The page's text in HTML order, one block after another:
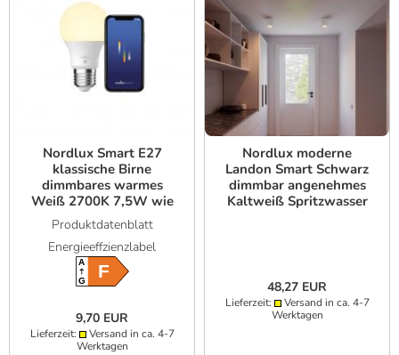
Nordlux Smart E27
klassische Birne
dimmbares warmes
Weiß 2700K 7,5W wie
60W - Smart Home
System Bluetooth,
WLAN
Produktdatenblatt
Energieeffzienzlabel
A
GF
9,70 EUR
Lieferzeit:
Versand in ca. 4-7
Werktagen
Nordlux moderne
Landon Smart Schwarz
dimmbar angenehmes
Kaltweiß Spritzwasser
48,27 EUR
Lieferzeit:
Versand in ca. 4-7
Werktagen